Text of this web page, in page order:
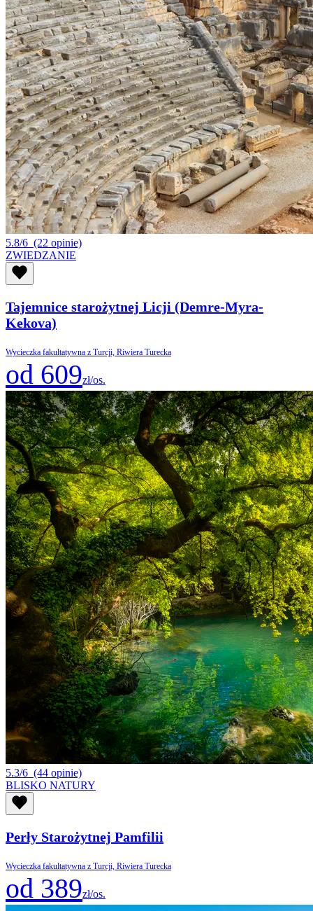
5.8/6 (22 opinie)
ZWIEDZANIE
Tajemnice starożytnej Licji (Demre-Myra-
Kekova)
Wycieczka fakultatywna z Turcji, Riwiera Turecka
od 609zł/os.
5.3/6 (44 opinie)
BLISKO NATURY
Perły Starożytnej Pamfilii
Wycieczka fakultatywna z Turcji, Riwiera Turecka
od 389zł/os.